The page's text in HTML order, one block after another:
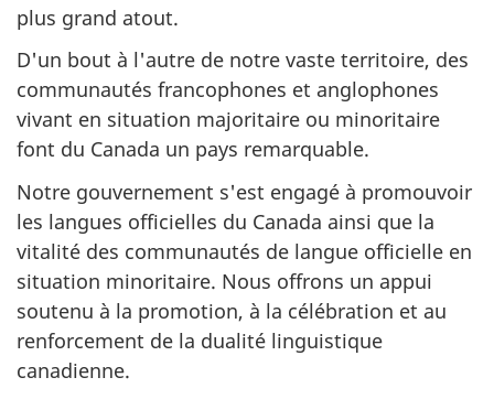
plus grand atout.
D'un bout à l'autre de notre vaste territoire, des
communautés francophones et anglophones
vivant en situation majoritaire ou minoritaire
font du Canada un pays remarquable.
Notre gouvernement s'est engagé à promouvoir
les langues officielles du Canada ainsi que la
vitalité des communautés de langue officielle en
situation minoritaire. Nous offrons un appui
soutenu à la promotion, à la célébration et au
renforcement de la dualité linguistique
canadienne.